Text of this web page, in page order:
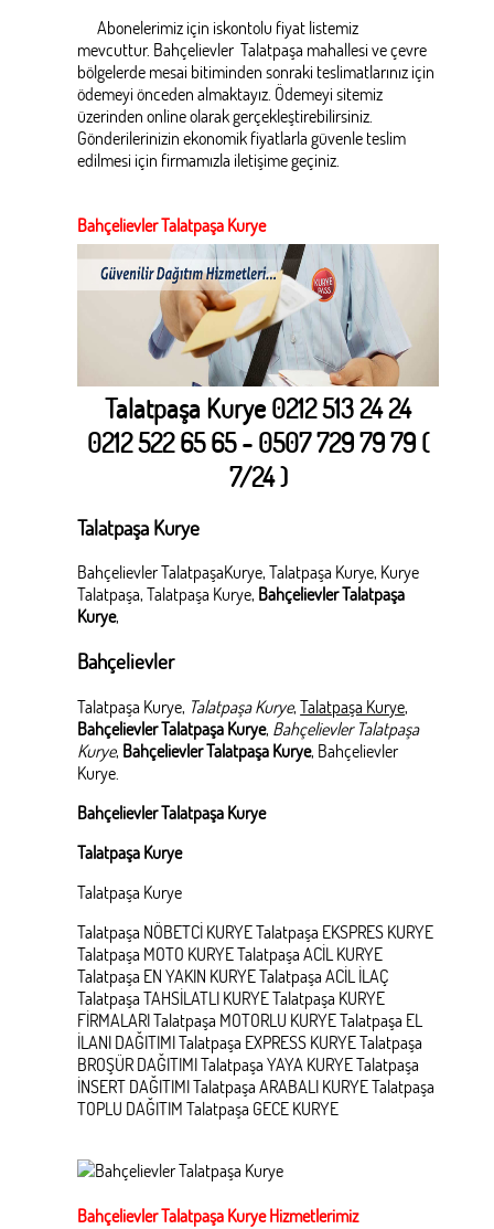
Abonelerimiz için iskontolu fiyat listemiz
mevcuttur. Bahçelievler Talatpaşa mahallesi ve çevre
bölgelerde mesai bitiminden sonraki teslimatlarınız için
ödemeyi önceden almaktayız. Ödemeyi sitemiz
üzerinden online olarak gerçekleştirebilirsiniz.
Gönderilerinizin ekonomik fiyatlarla güvenle teslim
edilmesi için firmamızla iletişime geçiniz.
Bahçelievler Talatpaşa Kurye
Talatpaşa Kurye 0212 513 24 24
0212 522 65 65 - 0507 729 79 79 (
7/24 )
Talatpaşa Kurye
Bahçelievler TalatpaşaKurye, Talatpaşa Kurye, Kurye
Talatpaşa, Talatpaşa Kurye, Bahçelievler Talatpaşa
Kurye,
Bahçelievler
Talatpaşa Kurye, Talatpaşa Kurye,Talatpaşa Kurye,
Bahçelievler Talatpaşa Kurye, Bahçelievler Talatpaşa
Kurye, Bahçelievler Talatpaşa Kurye, Bahçelievler
Kurye.
Bahçelievler Talatpaşa Kurye
Talatpaşa Kurye
Talatpaşa Kurye
Talatpaşa NÖBETCİ KURYE Talatpaşa EKSPRES KURYE
Talatpaşa MOTO KURYE Talatpaşa ACİL KURYE
Talatpaşa EN YAKIN KURYE Talatpaşa ACİL İLAÇ
Talatpaşa TAHSİLATLI KURYE Talatpaşa KURYE
FİRMALARI Talatpaşa MOTORLU KURYE Talatpaşa EL
İLANI DAĞITIMI Talatpaşa EXPRESS KURYE Talatpaşa
BROŞÜR DAĞITIMI Talatpaşa YAYA KURYE Talatpaşa
İNSERT DAĞITIMI Talatpaşa ARABALI KURYE Talatpaşa
TOPLU DAĞITIM Talatpaşa GECE KURYE
Bahçelievler Talatpaşa Kurye Hizmetlerimiz